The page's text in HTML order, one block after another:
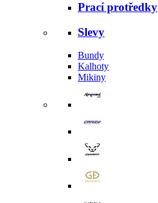
Prací protředky
Slevy
Bundy
Kalhoty
Mikiny